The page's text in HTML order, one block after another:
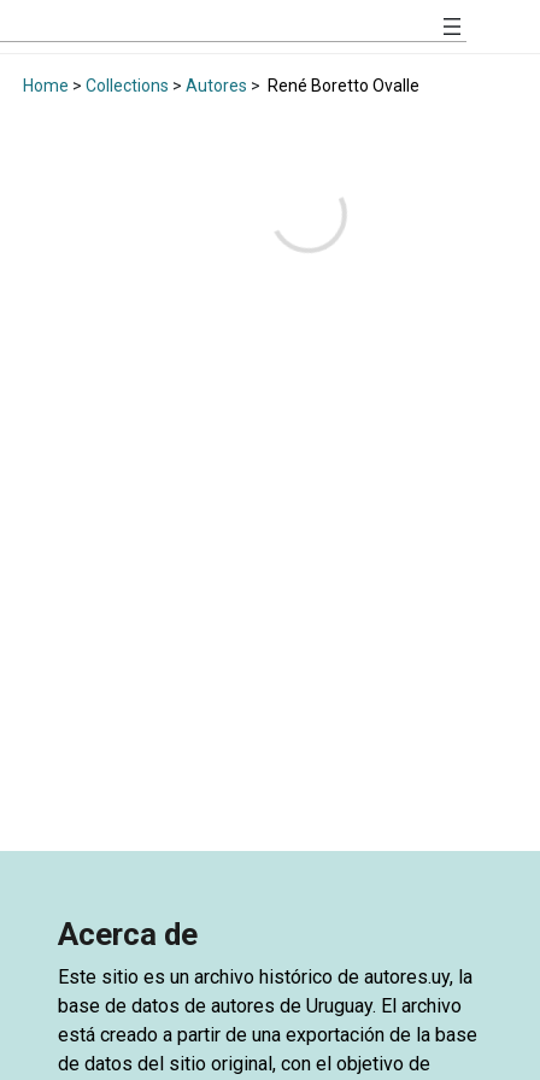
Home > Collections > Autores > René Boretto Ovalle
Acerca de
Este sitio es un archivo histórico de autores.uy, la
base de datos de autores de Uruguay. El archivo
está creado a partir de una exportación de la base
de datos del sitio original, con el objetivo de